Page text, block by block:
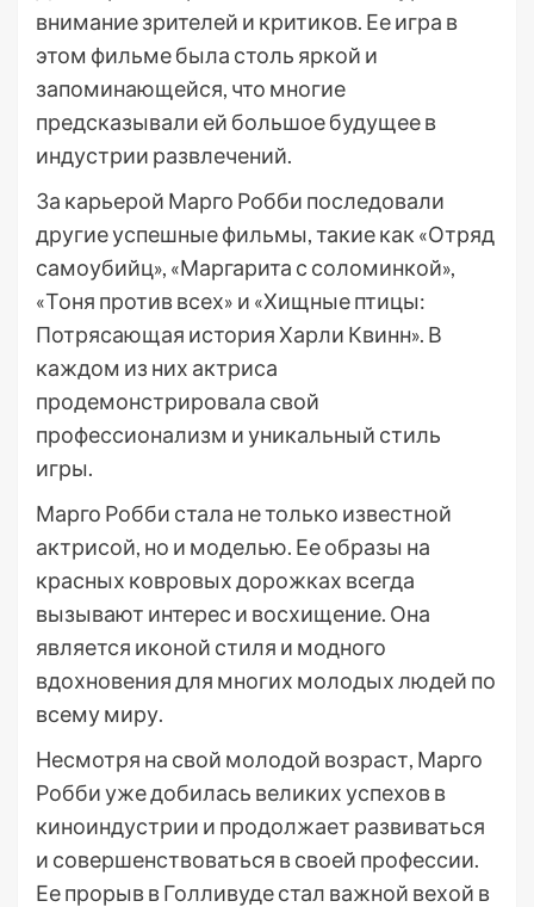
внимание зрителей и критиков. Ее игра в
этом фильме была столь яркой и
запоминающейся, что многие
предсказывали ей большое будущее в
индустрии развлечений.
За карьерой Марго Робби последовали
другие успешные фильмы, такие как «Отряд
самоубийц», «Маргарита с соломинкой»,
«Тоня против всех» и «Хищные птицы:
Потрясающая история Харли Квинн». В
каждом из них актриса
продемонстрировала свой
профессионализм и уникальный стиль
игры.
Марго Робби стала не только известной
актрисой, но и моделью. Ее образы на
красных ковровых дорожках всегда
вызывают интерес и восхищение. Она
является иконой стиля и модного
вдохновения для многих молодых людей по
всему миру.
Несмотря на свой молодой возраст, Марго
Робби уже добилась великих успехов в
киноиндустрии и продолжает развиваться
и совершенствоваться в своей профессии.
Ее прорыв в Голливуде стал важной вехой в